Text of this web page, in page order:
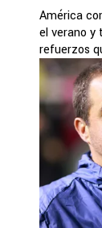
América
el verano y
refuerzos